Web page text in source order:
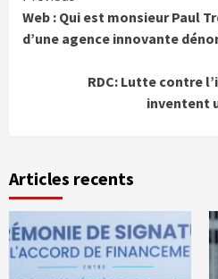
Reading
Web : Qui est monsieur Paul
d’une agence innovante
RDC: Lutte contre
inventent
Articles recents